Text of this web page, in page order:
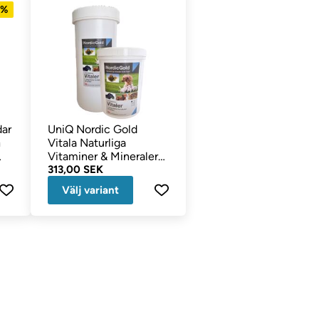
UniQ Nordic Gold
Vitala Naturliga
Vitaminer & Mineraler
För Hunden
313,00 SEK
Välj variant